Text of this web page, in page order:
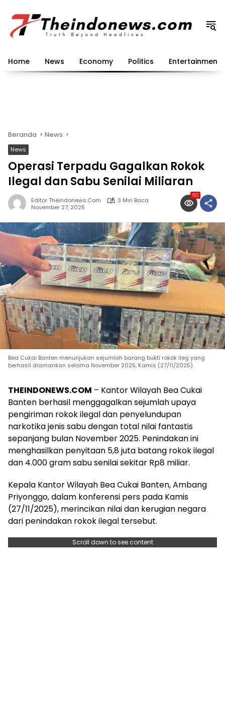
konten
Home News Economy Politics Entertainment
Beranda News
News
Operasi Terpadu Gagalkan Rokok
Ilegal dan Sabu Senilai Miliaran
Editor Theindonews.com
3 Min Baca
November 27, 2025
612
Bea Cukai Banten menunjukan sejumlah barang bukti rokok ileg yang
berhasil diamankan selama November 2025, Kamis (27/11/2025).
THEINDONEWS.COM – Kantor Wilayah Bea Cukai
Banten berhasil menggagalkan sejumlah upaya
pengiriman rokok ilegal dan penyelundupan
narkotika jenis sabu dengan total nilai fantastis
sepanjang bulan November 2025. Penindakan ini
menghasilkan penyitaan 5,8 juta batang rokok ilegal
dan 4.000 gram sabu senilai sekitar Rp8 miliar.
Kepala Kantor Wilayah Bea Cukai Banten, Ambang
Priyonggo, dalam konferensi pers pada Kamis
(27/11/2025), merincikan nilai dan kerugian negara
dari penindakan rokok ilegal tersebut.
Scroll down to see content